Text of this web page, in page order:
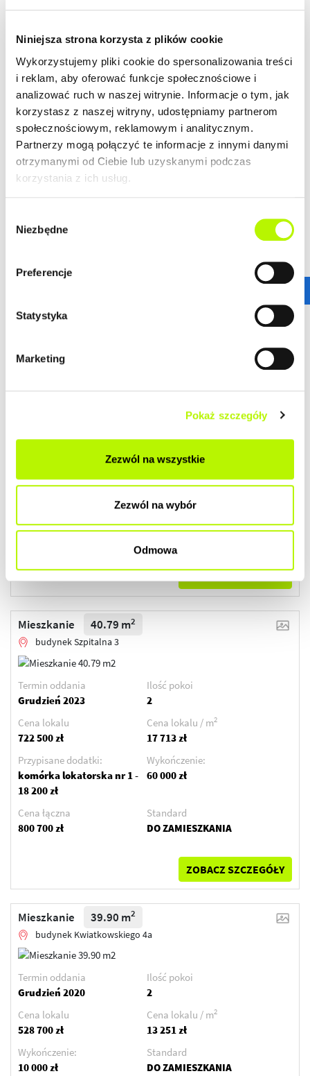
Niniejsza strona korzysta z plików cookie
Wykorzystujemy pliki cookie do spersonalizowania treści
i reklam, aby oferować funkcje społecznościowe i
analizować ruch w naszej witrynie. Informacje o tym, jak
korzystasz z naszej witryny, udostępniamy partnerom
społecznościowym, reklamowym i analitycznym.
Partnerzy mogą połączyć te informacje z innymi danymi
otrzymanymi od Ciebie lub uzyskanymi podczas
korzystania z ich usług.
zgody
Niezbędne
Preferencje
Statystyka
Marketing
Pokaż szczegóły
Zezwól na wszystkie
Zezwól na wybór
Odmowa
ZOBACZ SZCZEGÓŁY
Mieszkanie 49.90 m
budynek Kwiatkowskiego 4a
Termin oddania
Grudzień 2020
Ilość pokoi
3
Przypisane dodatki:
Cena łączna
3
Cena lokalu
Cena lokalu / m2
12 200 zł
Wykończenie:
15 000 zł
DO ZAMIESZKANIA
Mieszkanie 40.79 m2
budynek Szpitalna 3
Termin oddania
Grudzień 2023
Ilość pokoi
2
Cena lokalu
722 500 zł
Cena lokalu / m2
17 713 zł
Przypisane dodatki:
komórka lokatorska nr 1 -
18 200 zł
Wykończenie:
60 000 zł
Cena łączna
800 700 zł
Standard
DO ZAMIESZKANIA
ZOBACZ SZCZEGÓŁY
Mieszkanie 39.90 m2
budynek Kwiatkowskiego 4a
Termin oddania
Grudzień 2020
Ilość pokoi
2
Cena lokalu
528 700 zł
Cena lokalu / m2
13 251 zł
Wykończenie:
10 000 zł
Standard
DO ZAMIESZKANIA